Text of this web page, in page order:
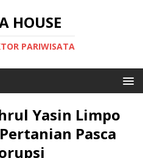
HOUSE
PARIWISATA
Yasin Limpo
Pasca